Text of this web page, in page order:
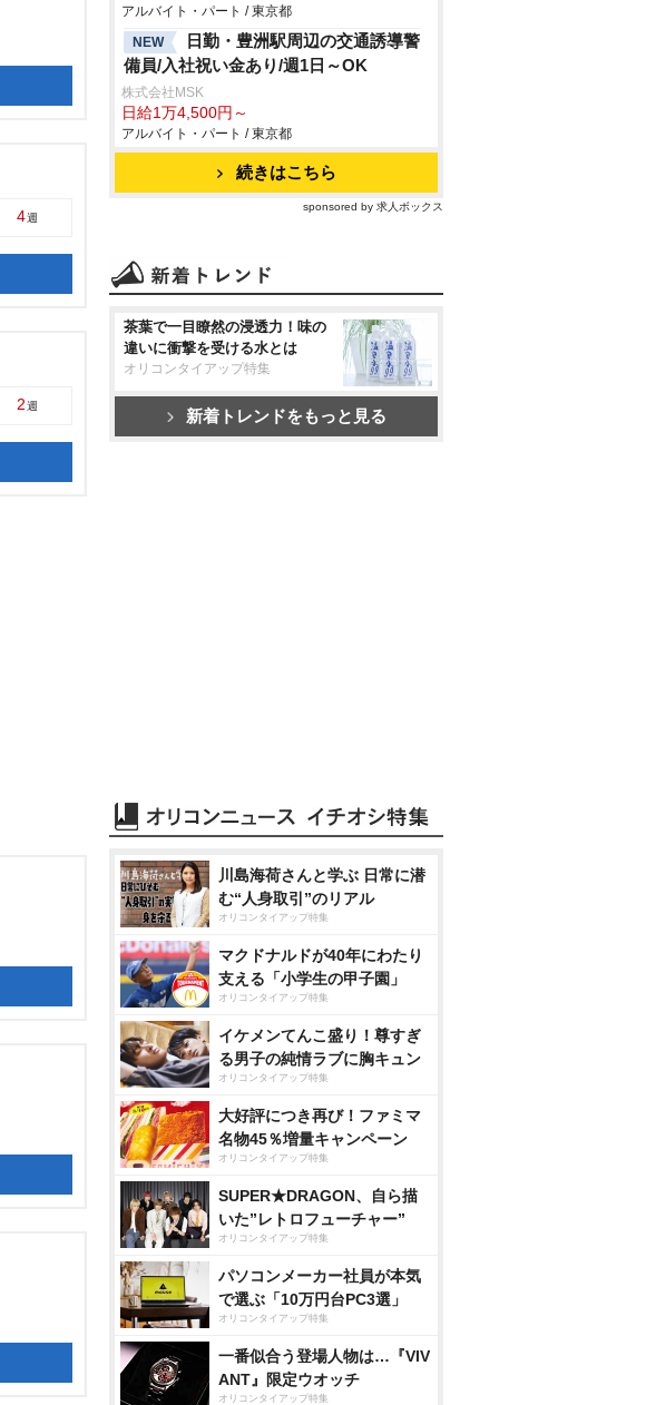
4週
2週
アルバイト・パート / 東京都
NEW
日勤・豊洲駅周辺の交通誘導警
備員/入社祝い金あり/週1日～OK
株式会社MSK
日給1万4,500円～
アルバイト・パート / 東京都
続きはこちら
sponsored by 求人ボックス
茶葉で一目瞭然の浸透力！味の
違いに衝撃を受ける水とは
オリコンタイアップ特集
新着トレンドをもっと見る
川島海荷さんと学ぶ 日常に潜
む“人身取引”のリアル
オリコンタイアップ特集
マクドナルドが40年にわたり
支える「小学生の甲子園」
オリコンタイアップ特集
イケメンてんこ盛り！尊すぎ
る男子の純情ラブに胸キュン
オリコンタイアップ特集
大好評につき再び！ファミマ
名物45％増量キャンペーン
オリコンタイアップ特集
SUPER★DRAGON、自ら描
いた”レトロフューチャー”
オリコンタイアップ特集
パソコンメーカー社員が本気
で選ぶ「10万円台PC3選」
オリコンタイアップ特集
一番似合う登場人物は…『VIV
ANT』限定ウオッチ
オリコンタイアップ特集